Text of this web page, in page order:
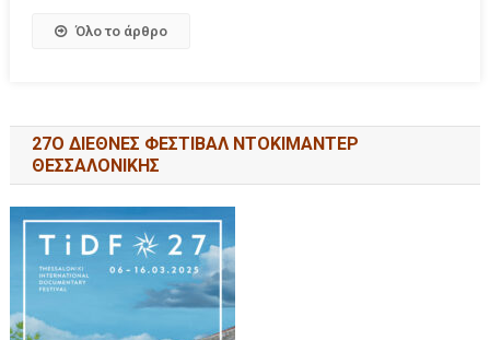
Όλο το άρθρο
27Ο ΔΙΕΘΝΕΣ ΦΕΣΤΙΒΑΛ ΝΤΟΚΙΜΑΝΤΕΡ
ΘΕΣΣΑΛΟΝΙΚΗΣ